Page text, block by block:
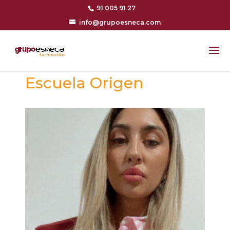
91 005 91 27
info@grupoesneca.com
Escuela Origen